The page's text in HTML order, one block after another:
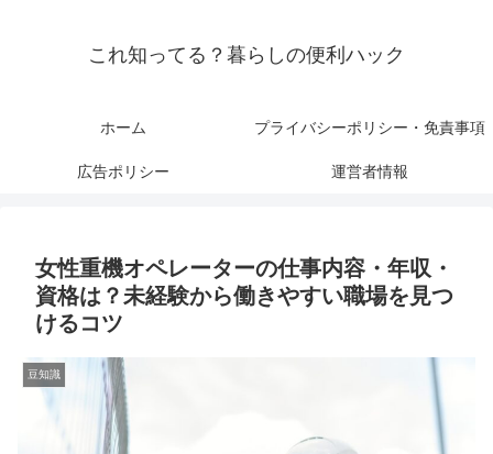
これ知ってる？暮らしの便利ハック
ホーム プライバシーポリシー・免責事項
広告ポリシー 運営者情報
女性重機オペレーターの仕事内容・年収・
資格は？未経験から働きやすい職場を見つ
けるコツ
豆知識